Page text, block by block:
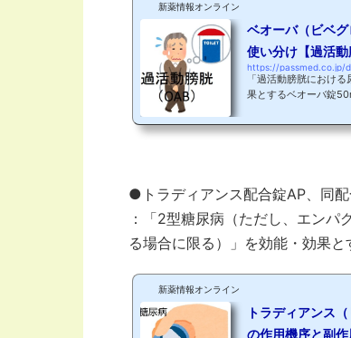
新薬情報オンライン
ベオーバ（ビベ
使い分け【過活動
https://passmed.co.jp/
「過活動膀胱におけ
果とするベオーバ錠
Beta 3 agonist for
錠：185.70円（1日薬
●トラディアンス配合錠AP、同配
：「2型糖尿病（ただし、エン
る場合に限る）」を効能・効果と
新薬情報オンライン
トラディアンス
の作用機序と副作